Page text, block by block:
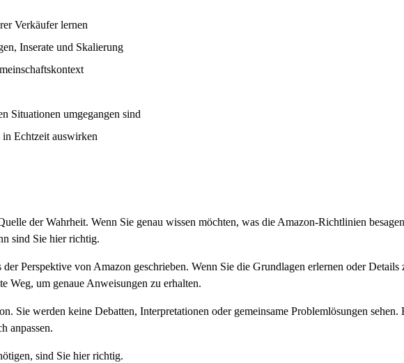
Verkäufer lernen
Inserate und Skalierung
Situationen umgegangen sind
in Echtzeit auswirken
der Wahrheit. Wenn Sie genau wissen möchten, was die Amazon-Richtlinien
sind Sie hier richtig.
Perspektive von Amazon geschrieben. Wenn Sie die Grundlagen erlernen oder
Weg, um genaue Anweisungen zu erhalten.
Sie werden keine Debatten, Interpretationen oder gemeinsame Problemlösungen sehen.
anpassen.
sind Sie hier richtig.